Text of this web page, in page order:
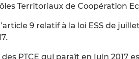
Territoriaux de Coopération
9 relatif à la loi ESS de
des PTCE qui paraît en juin 2017